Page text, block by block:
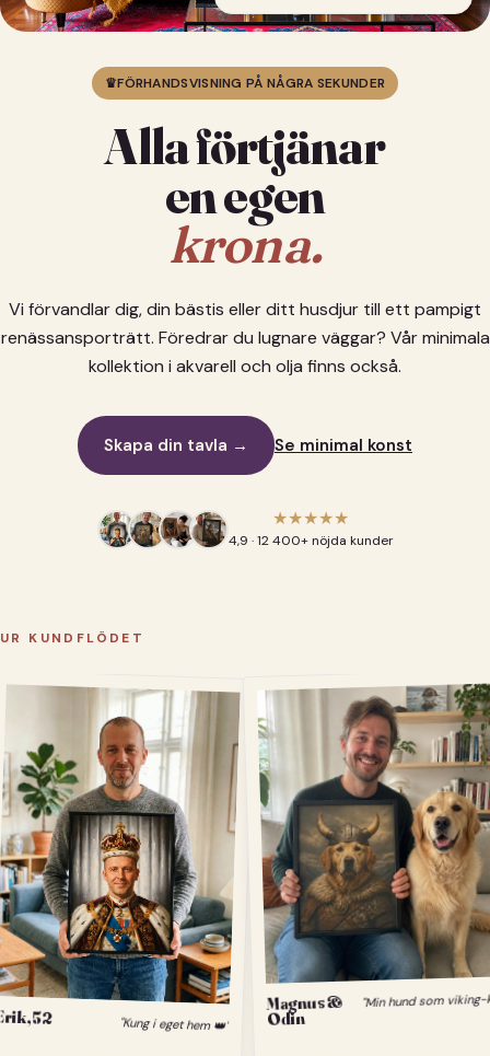
♛FÖRHANDSVISNING PÅ NÅGRA SEKUNDER
Alla förtjänar
en egen
krona.
Vi förvandlar dig, din bästis eller ditt husdjur till ett pampigt
renässansporträtt. Föredrar du lugnare väggar? Vår minimala
kollektion i akvarell och olja finns också.
Skapa din tavla → Se minimal konst
★★★★★
4,9 · 12 400+ nöjda kunder
UR KUNDFLÖDET
52 "Kung i eget hem 👑"
Magnus &
Odin